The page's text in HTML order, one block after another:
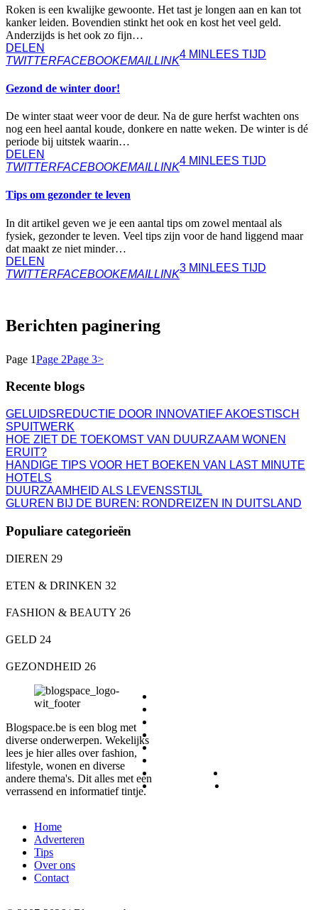
Roken is een kwalijke gewoonte. Het tast je longen aan en kan tot
kanker leiden. Bovendien stinkt het ook en kost het veel geld.
Anderzijds is het ook zo fijn…
DELEN
TWITTERFACEBOOKEMAILLINK
4 MIN LEES TIJD
Gezond de winter door!
De winter staat weer voor de deur. Na de gure herfst wachten ons
nog een heel aantal koude, donkere en natte weken. De winter is dé
periode bij uitstek waarin…
DELEN
TWITTERFACEBOOKEMAILLINK
4 MIN LEES TIJD
Tips om gezonder te leven
In dit artikel geven we je een aantal tips om zowel mentaal als
fysiek, gezonder te leven. Veel tips zijn voor de hand liggend maar
dat maakt ze niet minder…
DELEN
TWITTERFACEBOOKEMAILLINK
3 MIN LEES TIJD
Berichten paginering
Page 1Page 2Page 3>
Recente blogs
GELUIDSREDUCTIE DOOR INNOVATIEF AKOESTISCH
SPUITWERK
HOE ZIET DE TOEKOMST VAN DUURZAAM WONEN
ERUIT?
HANDIGE TIPS VOOR HET BOEKEN VAN LAST MINUTE
HOTELS
DUURZAAMHEID ALS LEVENSSTIJL
GLUREN BIJ DE BUREN: RONDREIZEN IN DUITSLAND
Populiare categorieën
DIEREN 29
ETEN & DRINKEN 32
FASHION & BEAUTY 26
GELD 24
GEZONDHEID 26
Blogspace.be is een blog met
diverse onderwerpen. Wekelijks
lees je hier alles over fashion,
lifestyle, wonen en diverse
andere thema's. Dit alles met een
verrassend en informatief tintje.
Home
Adverteren
Tips
Over ons
Contact